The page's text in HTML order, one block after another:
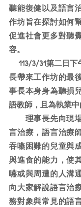
聽能復健以及語言
作坊旨在探討如何
促進社會更多對聽
容。
113/3/31第二日下
長帶來工作坊的最
事長本身身為聽損
語教師，且為執業中
理事長先向現場
言治療，語言治療
吞嚥困難的兒童與
與進食的能力，使
嚥或與周遭的人溝
向大家解說語言治
務對象與常見的語